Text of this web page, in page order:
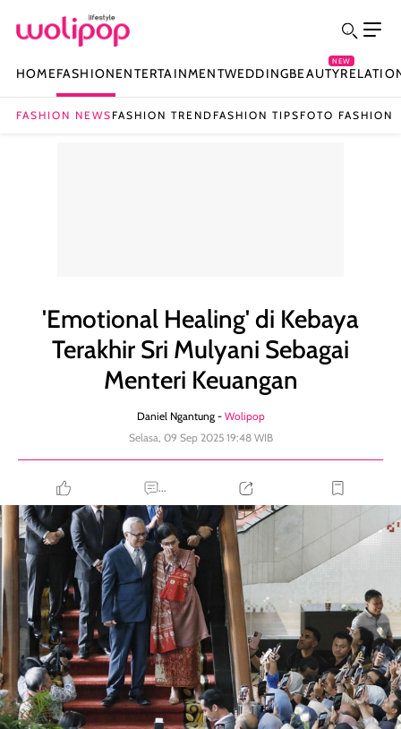
HOMEFASHIONENTERTAINMENTWEDDINGBEAUTY
NEW
FASHION NEWS FASHION TREND FASHION TIPS FOTO FASHION
'Emotional Healing' di Kebaya
Terakhir Sri Mulyani Sebagai
Menteri Keuangan
Daniel Ngantung - Wolipop
Selasa, 09 Sep 2025 19:48 WIB
...